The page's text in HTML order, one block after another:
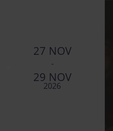
27 NOV
-
29 NOV
2026